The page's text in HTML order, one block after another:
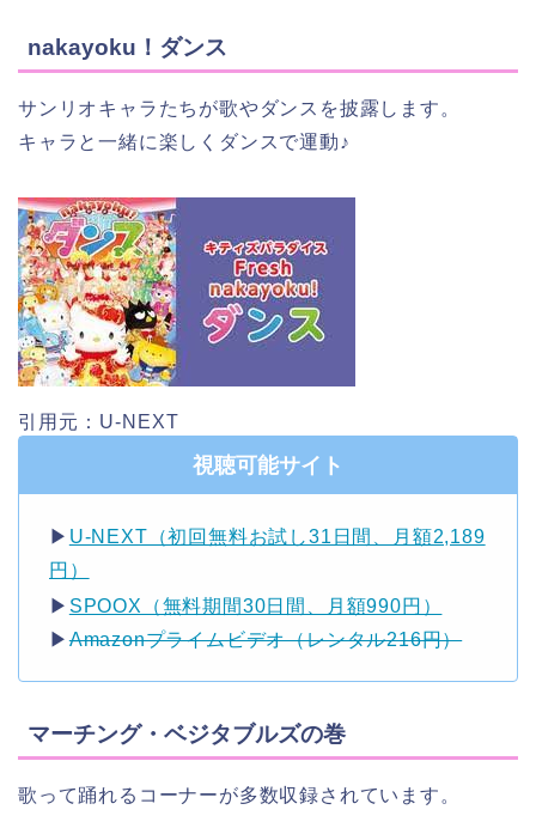
nakayoku！ダンス
サンリオキャラたちが歌やダンスを披露します。
キャラと一緒に楽しくダンスで運動♪
引用元：U-NEXT
視聴可能サイト
▶︎ U-NEXT（初回無料お試し31日間、月額2,189
円）
▶︎ SPOOX（無料期間30日間、月額990円）
▶︎Amazonプライムビデオ（レンタル216円）
マーチング・ベジタブルズの巻
歌って踊れるコーナーが多数収録されています。